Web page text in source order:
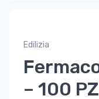
Edilizia
– 100 PZ